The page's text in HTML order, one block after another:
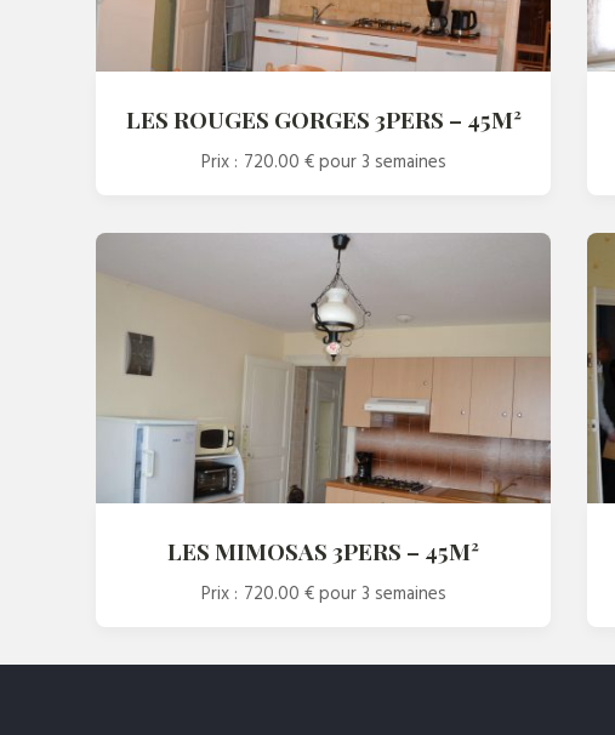
LES ROUGES GORGES 3PERS – 45M²
Prix : 720.00 €pour 3 semaines
LES MIMOSAS 3PERS – 45M²
Prix : 720.00 €pour 3 semaines